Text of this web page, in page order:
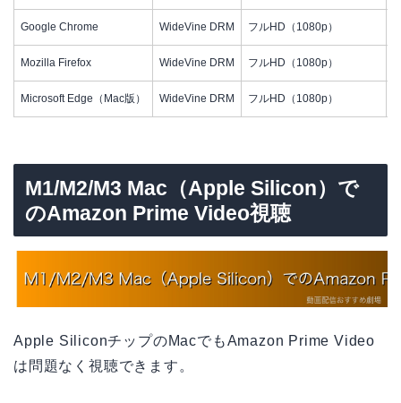
Google Chrome WideVine DRM フルHD（1080p）
Mozilla Firefox WideVine DRM フルHD（1080p）
Microsoft Edge（Mac版） WideVine DRM フルHD（1080p）
M1/M2/M3 Mac（Apple Silicon）で
のAmazon Prime Video視聴
Apple SiliconチップのMacでもAmazon Prime Video
は問題なく視聴できます。